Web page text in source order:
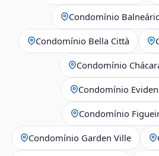
Condomínio
Condomínio Bella Città
Condomínio
Condomínio
Condomínio
Condomínio Garden Ville